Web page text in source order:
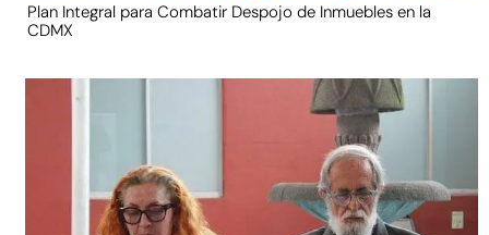
Plan Integral para Combatir Despojo de Inmuebles en la
CDMX